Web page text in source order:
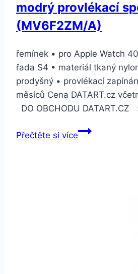
modrý provlékací
(MV6F2ZM/A)
řemínek • pro Apple Watch
řada S4 • materiál tkaný
prodyšný • provlékací
měsíců Cena DATART.cz
DO OBCHODU DATART.CZ
Přečtěte si víceApple